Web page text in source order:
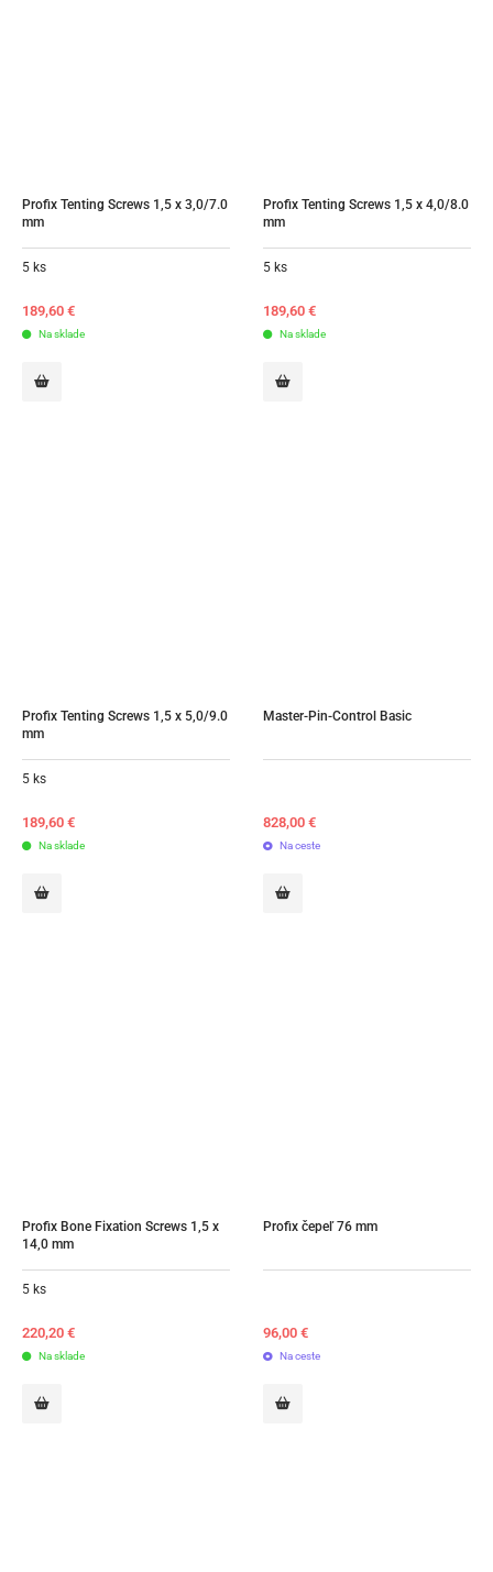
Profix Tenting Screws 1,5 x 3,0/7.0
mm
5 ks
189,60 €
Na sklade
Profix Tenting Screws 1,5 x 4,0/8.0
mm
5 ks
189,60 €
Na sklade
Profix Tenting Screws 1,5 x 5,0/9.0
mm
5 ks
189,60 €
Na sklade
Master-Pin-Control Basic
828,00 €
Na ceste
Profix Bone Fixation Screws 1,5 x
14,0 mm
5 ks
220,20 €
Na sklade
Profix čepeľ 76 mm
96,00 €
Na ceste